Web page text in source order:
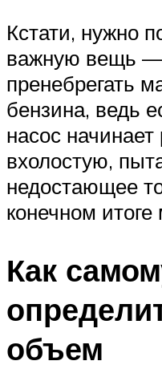
Кстати, нужно
важную вещь —
пренебрегать
бензина, ведь
насос начинает
вхолостую,
недостающее
конечном итоге
Как
объем